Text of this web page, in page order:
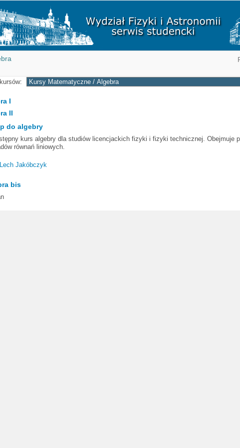
I
II
do algebry
kurs algebry dla studiów licencjackich fizyki i fizyki technicznej. Obejmuje
równań liniowych.
Lech Jakóbczyk
bis